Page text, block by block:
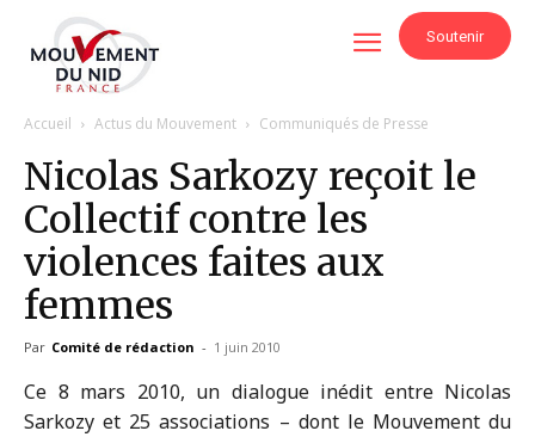
Soutenir
Accueil Actus du Mouvement Communiqués de Presse
Nicolas Sarkozy reçoit le
Collectif contre les
violences faites aux
femmes
Par Comité de rédaction - 1 juin 2010
Ce 8 mars 2010, un dialogue inédit entre Nicolas
Sarkozy et 25 associations – dont le Mouvement du